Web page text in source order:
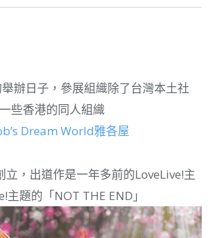
辦日子，參展組織除了台灣本土社
些香港的同人組織
Dream World雅各屋
，出道作是一年多前的LoveLive!主
題的「NOT THE END」